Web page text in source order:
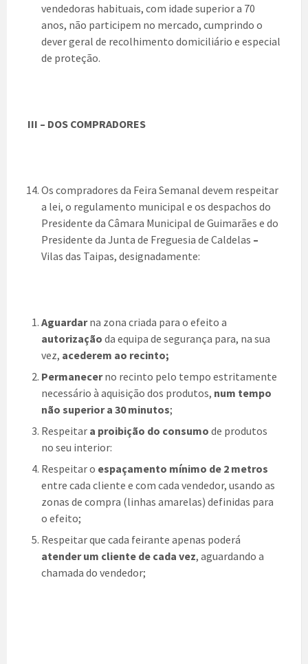
vendedoras habituais, com idade superior a 70
anos, não participem no mercado, cumprindo o
dever geral de recolhimento domiciliário e especial
de proteção.
III – DOS COMPRADORES
Os compradores da Feira Semanal devem respeitar
a lei, o regulamento municipal e os despachos do
Presidente da Câmara Municipal de Guimarães e do
Presidente da Junta de Freguesia de Caldelas –
Vilas das Taipas, designadamente:
Aguardarna zona criada para o efeito a
autorização da equipa de segurança para, na sua
vez, acederem ao recinto;
Permanecerno recinto pelo tempo estritamente
necessário à aquisição dos produtos, num tempo
não superior a 30 minutos;
Respeitar a proibição do consumo de produtos
no seu interior:
Respeitar o espaçamento mínimo de 2 metros
entre cada cliente e com cada vendedor, usando as
zonas de compra (linhas amarelas) definidas para
o efeito;
Respeitar que cada feirante apenas poderá
atender um cliente de cada vez, aguardando a
chamada do vendedor;